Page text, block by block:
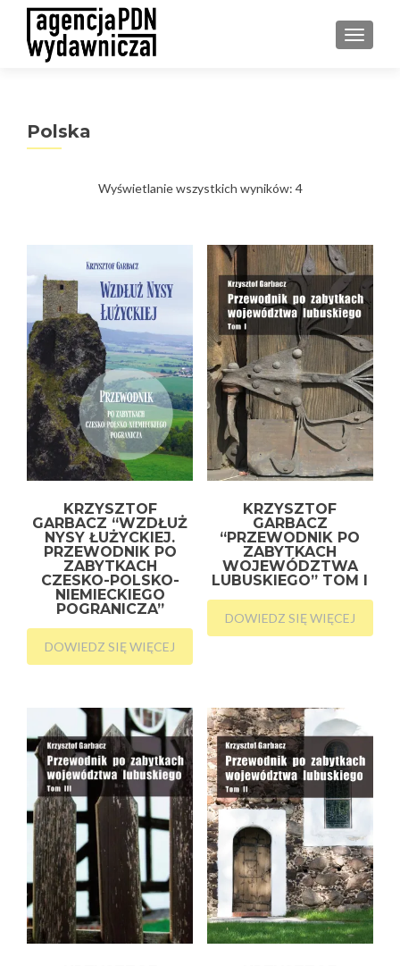
Polska
Wyświetlanie wszystkich wyników: 4Posortowane
najnowszych
KRZYSZTOF
GARBACZ “WZDŁUŻ
NYSY ŁUŻYCKIEJ.
PRZEWODNIK PO
ZABYTKACH
CZESKO-POLSKO-
NIEMIECKIEGO
POGRANICZA”
DOWIEDZ SIĘ WIĘCEJ
KRZYSZTOF
GARBACZ
“PRZEWODNIK PO
ZABYTKACH
WOJEWÓDZTWA
LUBUSKIEGO” TOM I
DOWIEDZ SIĘ WIĘCEJ